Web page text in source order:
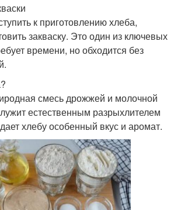
к приготовлению хлеба,
закваску. Это один из ключевых
времени, но обходится без
смесь дрожжей и молочной
естественным разрыхлителем
хлебу особенный вкус и аромат.